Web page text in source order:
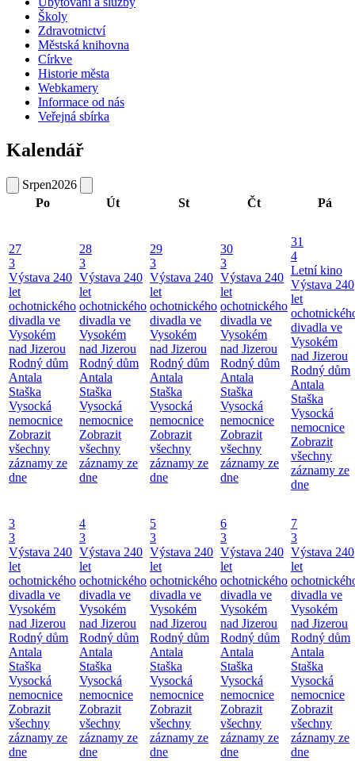
Školy
Zdravotnictví
Městská knihovna
Církve
Historie města
Webkamery
Informace od nás
Veřejná sbírka
Kalendář
Srpen2026
Po
Út St Čt Pá
27
3
Výstava 240
let
ochotnického
divadla ve
Vysokém
nad Jizerou
Rodný dům
Antala
Staška
Vysocká
nemocnice
Zobrazit
všechny
záznamy ze
dne
28
3
Výstava 240
let
ochotnického
divadla ve
Vysokém
nad Jizerou
Rodný dům
Antala
Staška
Vysocká
nemocnice
Zobrazit
všechny
záznamy ze
dne
29
3
Výstava 240
let
ochotnického
divadla ve
Vysokém
nad Jizerou
Rodný dům
Antala
Staška
Vysocká
nemocnice
Zobrazit
všechny
záznamy ze
dne
30
3
Výstava 240
let
ochotnického
divadla ve
Vysokém
nad Jizerou
Rodný dům
Antala
Staška
Vysocká
nemocnice
Zobrazit
všechny
záznamy ze
dne
31
4
Letní kino
Výstava 240
let
divadla ve
Vysokém
nad Jizerou
Rodný dům
Antala
Staška
Vysocká
nemocnice
Zobrazit
všechny
záznamy ze
dne
3
3
Výstava 240
let
ochotnického
divadla ve
Vysokém
nad Jizerou
Rodný dům
Antala
Staška
Vysocká
nemocnice
Zobrazit
všechny
záznamy ze
dne
4
3
Výstava 240
let
ochotnického
divadla ve
Vysokém
nad Jizerou
Rodný dům
Antala
Staška
Vysocká
nemocnice
Zobrazit
všechny
záznamy ze
dne
5
3
Výstava 240
let
ochotnického
divadla ve
Vysokém
nad Jizerou
Rodný dům
Antala
Staška
Vysocká
nemocnice
Zobrazit
všechny
záznamy ze
dne
6
3
Výstava 240
let
ochotnického
divadla ve
Vysokém
nad Jizerou
Rodný dům
Antala
Staška
Vysocká
nemocnice
Zobrazit
všechny
záznamy ze
dne
7
3
Výstava 240
let
divadla ve
Vysokém
nad Jizerou
Rodný dům
Antala
Staška
Vysocká
nemocnice
Zobrazit
všechny
záznamy ze
dne